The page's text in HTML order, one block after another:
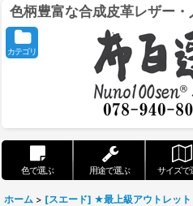
色柄豊富な合成皮革レザー
カテゴリ
色で選ぶ 用途で選ぶ サイズで
ホーム > [スエード] ★最上級アウトレット